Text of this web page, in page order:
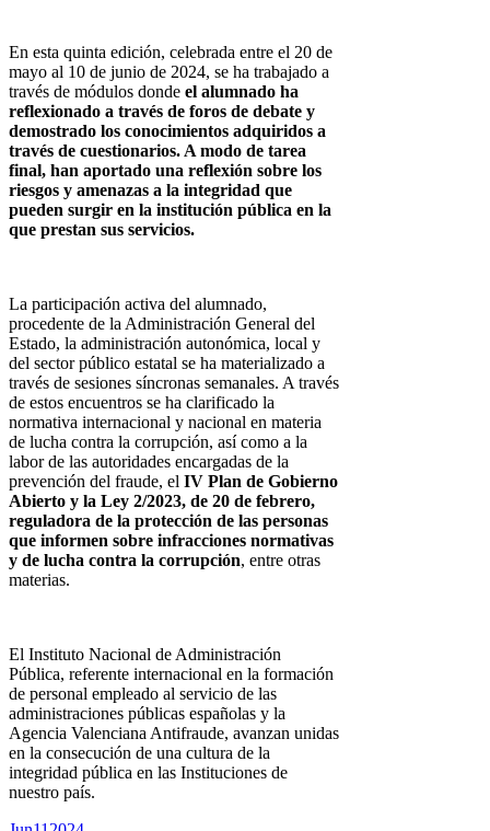
En esta quinta edición, celebrada entre el 20 de
mayo al 10 de junio de 2024, se ha trabajado a
través de módulos donde el alumnado ha
reflexionado a través de foros de debate y
demostrado los conocimientos adquiridos a
través de cuestionarios. A modo de tarea
final, han aportado una reflexión sobre los
riesgos y amenazas a la integridad que
pueden surgir en la institución pública en la
que prestan sus servicios.
La participación activa del alumnado,
procedente de la Administración General del
Estado, la administración autonómica, local y
del sector público estatal se ha materializado a
través de sesiones síncronas semanales. A través
de estos encuentros se ha clarificado la
normativa internacional y nacional en materia
de lucha contra la corrupción, así como a la
labor de las autoridades encargadas de la
prevención del fraude, el IV Plan de Gobierno
Abierto y la Ley 2/2023, de 20 de febrero,
reguladora de la protección de las personas
que informen sobre infracciones normativas
y de lucha contra la corrupción, entre otras
materias.
El Instituto Nacional de Administración
Pública, referente internacional en la formación
de personal empleado al servicio de las
administraciones públicas españolas y la
Agencia Valenciana Antifraude, avanzan unidas
en la consecución de una cultura de la
integridad pública en las Instituciones de
nuestro país.